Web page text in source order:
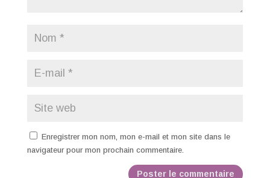
Enregistrer mon nom, mon e-mail et mon site dans le
navigateur pour mon prochain commentaire.